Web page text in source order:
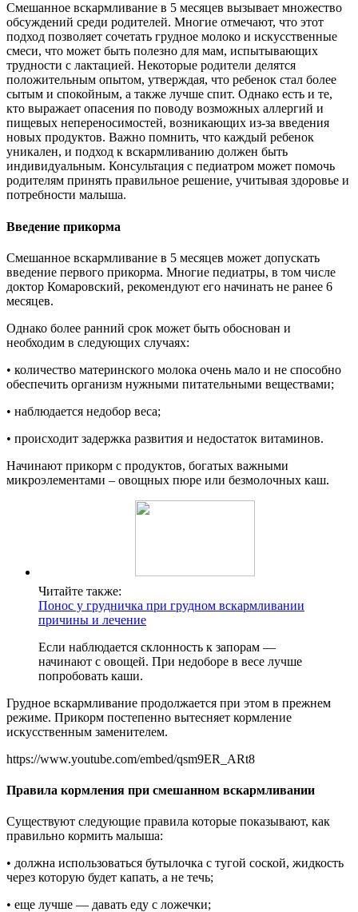
Смешанное вскармливание в 5 месяцев вызывает множество
обсуждений среди родителей. Многие отмечают, что этот
подход позволяет сочетать грудное молоко и искусственные
смеси, что может быть полезно для мам, испытывающих
трудности с лактацией. Некоторые родители делятся
положительным опытом, утверждая, что ребенок стал более
сытым и спокойным, а также лучше спит. Однако есть и те,
кто выражает опасения по поводу возможных аллергий и
пищевых непереносимостей, возникающих из-за введения
новых продуктов. Важно помнить, что каждый ребенок
уникален, и подход к вскармливанию должен быть
индивидуальным. Консультация с педиатром может помочь
родителям принять правильное решение, учитывая здоровье и
потребности малыша.
Введение прикорма
Смешанное вскармливание в 5 месяцев может допускать
введение первого прикорма. Многие педиатры, в том числе
доктор Комаровский, рекомендуют его начинать не ранее 6
месяцев.
Однако более ранний срок может быть обоснован и
необходим в следующих случаях:
• количество материнского молока очень мало и не способно
обеспечить организм нужными питательными веществами;
• наблюдается недобор веса;
• происходит задержка развития и недостаток витаминов.
Начинают прикорм с продуктов, богатых важными
микроэлементами – овощных пюре или безмолочных каш.
Читайте также:
Понос у грудничка при грудном вскармливании
причины и лечение
Если наблюдается склонность к запорам —
начинают с овощей. При недоборе в весе лучше
попробовать каши.
Грудное вскармливание продолжается при этом в прежнем
режиме. Прикорм постепенно вытесняет кормление
искусственным заменителем.
https://www.youtube.com/embed/qsm9ER_ARt8
Правила кормления при смешанном вскармливании
Существуют следующие правила которые показывают, как
правильно кормить малыша:
• должна использоваться бутылочка с тугой соской, жидкость
через которую будет капать, а не течь;
• еще лучше — давать еду с ложечки;